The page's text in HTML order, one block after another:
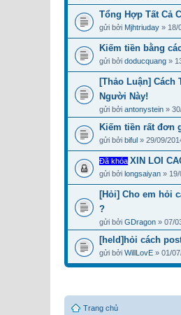
Tổng Hợp Tất Cả
gửi bởi Mjhtriuday » 18/
Kiếm tiền bằng
gửi bởi doducquang »
[Thảo Luận] Cách
Người Này!
gửi bởi antonystein »
Kiếm tiền rất đơn
gửi bởi biful » 29/09/
Đã khóa XIN LOI
gửi bởi longsaiyan » 19/
[Hỏi] Cho em hỏi
?
gửi bởi GDragon » 07/
[held]hỏi cách
gửi bởi WillLovE » 01/
Trang chủ